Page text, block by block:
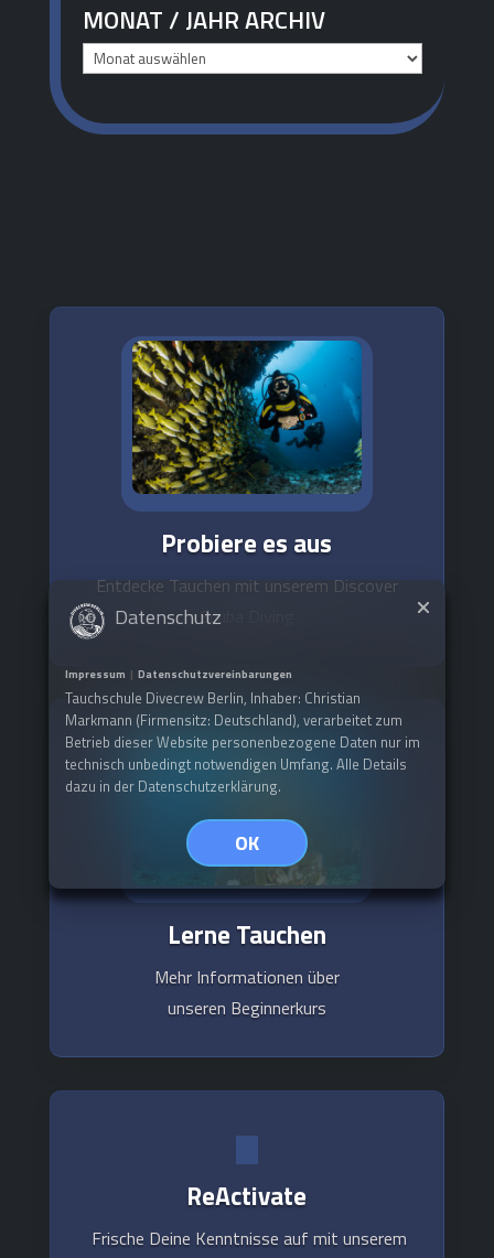
MONAT / JAHR ARCHIV
Monat
Jahr
Probiere es aus
Entdecke Tauchen mit unserem Discover
Scuba Diving
Lerne Tauchen
Mehr Informationen über
unseren Beginnerkurs
ReActivate
Frische Deine Kenntnisse auf mit unserem
Datenschutz
Impressum | Datenschutzvereinbarungen
Tauchschule Divecrew Berlin, Inhaber: Christian
Markmann (Firmensitz: Deutschland), verarbeitet zum
Betrieb dieser Website personenbezogene Daten nur im
technisch unbedingt notwendigen Umfang. Alle Details
dazu in der Datenschutzerklärung.
OK